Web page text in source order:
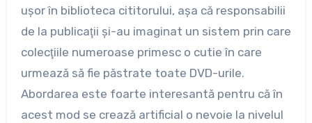
uşor în biblioteca cititorului, aşa că responsabilii
de la publicaţii şi-au imaginat un sistem prin care
colecţiile numeroase primesc o cutie în care
urmează să fie păstrate toate DVD-urile.
Abordarea este foarte interesantă pentru că în
acest mod se crează artificial o nevoie la nivelul